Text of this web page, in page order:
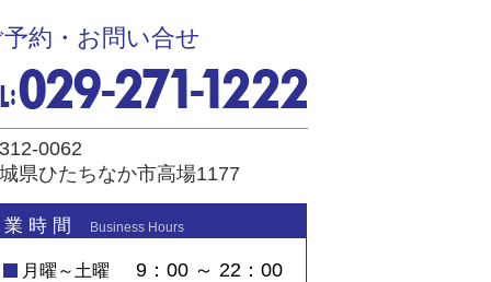
予約・お問い合せ
0062
県ひたちなか市高場1177
業 時 間 Business Hours
月曜～土曜 9：00 ～ 22：00